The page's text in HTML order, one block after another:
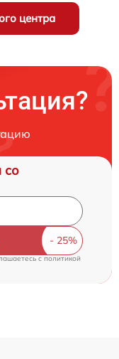
центра
со
cполитикой